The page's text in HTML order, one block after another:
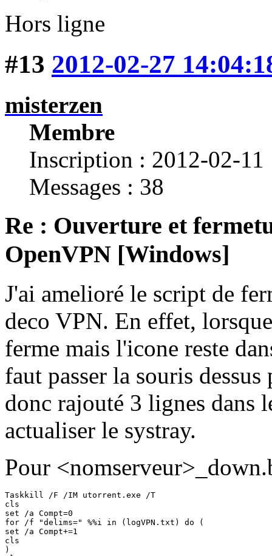
Hors ligne
#13 2012-02-27
misterzen
Membre
Inscription : 2012-02-11
Messages : 38
Re : Ouverture et
OpenVPN [Windows]
J'ai amelioré le script de
deco VPN. En effet,
ferme mais l'icone reste
faut passer la souris
donc rajouté 3 lignes dans
actualiser le systray.
Pour
Taskkill /F /IM utorrent.exe /T
cls
set /a Compt=0
for /f "delims=" %%i in (logVPN.txt) do (
set /a Compt+=1
cls
)